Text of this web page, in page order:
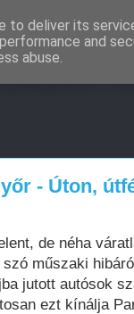
- Úton,
de néha
műszaki
jutott autósok
ezt kínálja
to deliver its
and
abuse.